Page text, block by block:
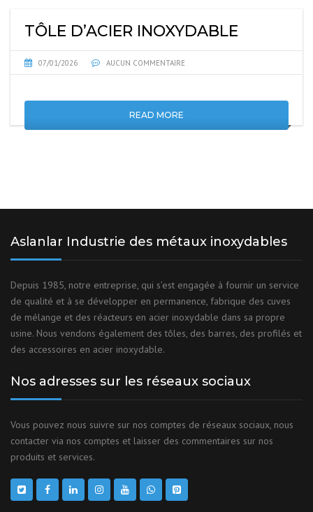
TÔLE D’ACIER INOXYDABLE
07/01/2026 AUCUN COMMENTAIRE
READ MORE
Aslanlar Industrie des métaux inoxydables
Depuis 1985, notre entreprise, qui s’est engagée à fournir un service
de qualité et à se développer en permanence, fabrique des cuves
de mélange et des réacteurs en acier inoxydable dans sa propre
usine. Nous vendons également des tôles, des barres, des profilés et
des accessoires en acier inoxydable.
Nos adresses sur les réseaux sociaux
Vous pouvez nous suivre sur nos comptes de réseaux sociaux, nous
contacter via nos comptes et laisser des commentaires sur nos
produits et services.